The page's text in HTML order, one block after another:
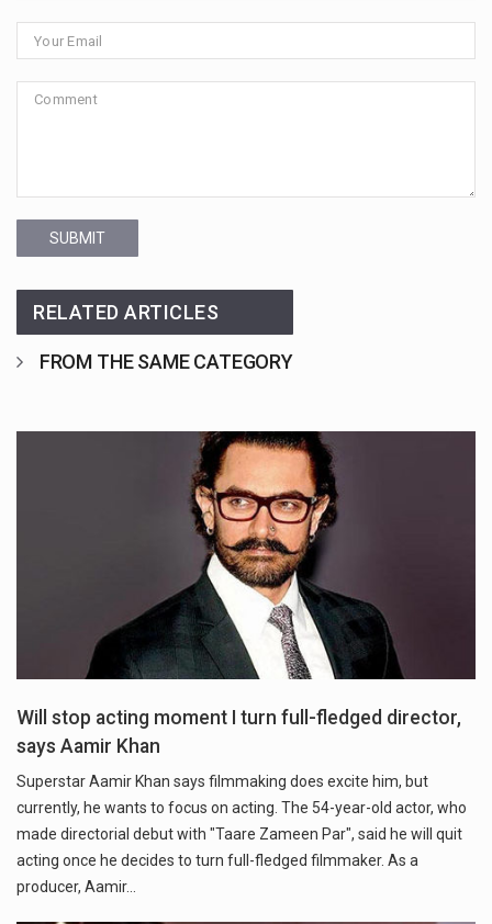
SUBMIT
RELATED ARTICLES
FROM THE SAME CATEGORY
Will stop acting moment I turn full-fledged director,
says Aamir Khan
Superstar Aamir Khan says filmmaking does excite him, but
currently, he wants to focus on acting. The 54-year-old actor, who
made directorial debut with "Taare Zameen Par", said he will quit
acting once he decides to turn full-fledged filmmaker. As a
producer, Aamir…